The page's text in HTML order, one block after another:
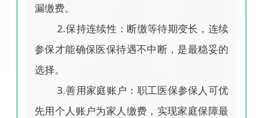
漏缴费。
2.保持连续性：断缴等待期变长，连续
参保才能确保医保待遇不中断，是最稳妥的
选择。
3.善用家庭账户：职工医保参保人可优
先用个人账户为家人缴费，实现家庭保障最